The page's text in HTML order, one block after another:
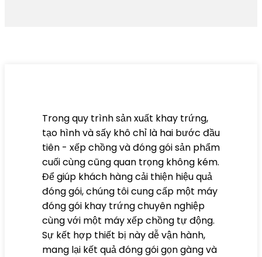
Trong quy trình sản xuất khay trứng,
tạo hình và sấy khô chỉ là hai bước đầu
tiên - xếp chồng và đóng gói sản phẩm
cuối cùng cũng quan trọng không kém.
Để giúp khách hàng cải thiện hiệu quả
đóng gói, chúng tôi cung cấp một máy
đóng gói khay trứng chuyên nghiệp
cùng với một máy xếp chồng tự động.
Sự kết hợp thiết bị này dễ vận hành,
mang lại kết quả đóng gói gọn gàng và